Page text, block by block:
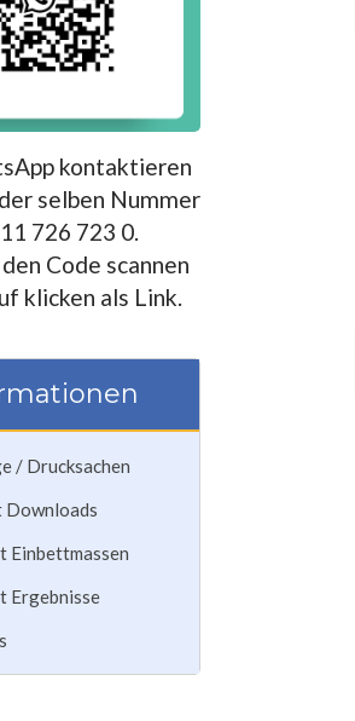
kontaktieren
selben Nummer
726 723 0.
Code scannen
klicken als Link.
/ Drucksachen
Downloads
Einbettmassen
Ergebnisse